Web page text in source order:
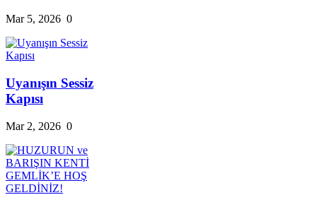
Mar 5, 2026 0
Uyanışın Sessiz
Kapısı
Mar 2, 2026 0